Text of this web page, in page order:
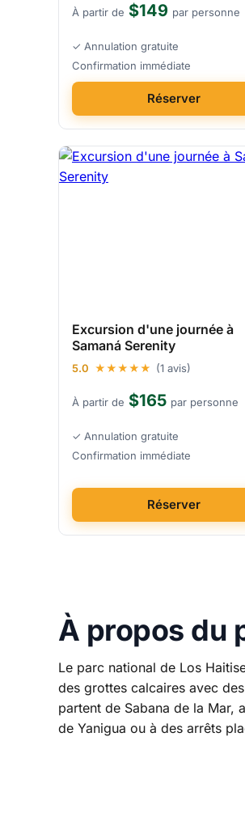
À partir de $149 par personne
✓ Annulation gratuite
Confirmation immédiate
Réserver
Excursion d'une journée à
Samaná Serenity
5.0 ★★★★★ (1 avis)
À partir de $165 par personne
✓ Annulation gratuite
Confirmation immédiate
Réserver
À propos du
Le parc national de Los
des grottes calcaires avec
partent de Sabana de la Mar,
de Yanigua ou à des arrêts